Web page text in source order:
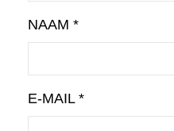
NAAM *
E-MAIL *